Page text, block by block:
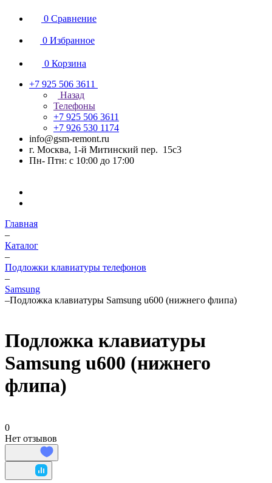
0 Сравнение
0 Избранное
0 Корзина
+7 925 506 3611
Назад
Телефоны
+7 925 506 3611
+7 926 530 1174
info@gsm-remont.ru
г. Москва, 1-й Митинский пер. 15с3
Пн- Птн: с 10:00 до 17:00
Главная
–
Каталог
–
Подложки клавиатуры телефонов
–
Samsung
–Подложка клавиатуры Samsung u600 (нижнего флипа)
Подложка клавиатуры
Samsung u600 (нижнего
флипа)
0
Нет отзывов